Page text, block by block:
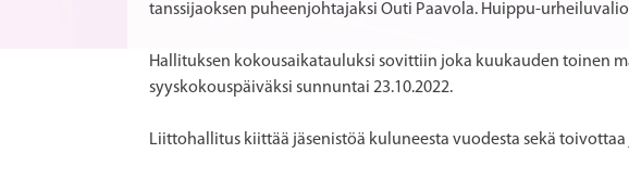
tanssijaoksen puheenjohtajaksi Outi Paavola. Huippu-
Hallituksen kokousaikatauluksi sovittiin joka kuukauden toinen
syyskokouspäiväksi sunnuntai 23.10.2022.
Liittohallitus kiittää jäsenistöä kuluneesta vuodesta sekä